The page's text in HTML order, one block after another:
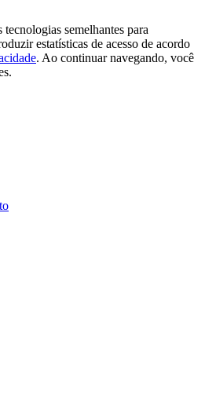
semelhantes para
estatísticas de acesso de acordo
. Ao continuar navegando, você